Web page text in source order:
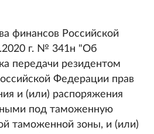
финансов Российской
г. № 341н "Об
передачи резидентом
Федерации прав
и (или) распоряжения
под таможенную
таможенной зоны, и (или)